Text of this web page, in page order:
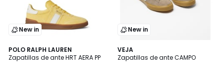
New in
POLO RALPH LAUREN
Zapatillas de ante HRT AERA PP
New in
VEJA
Zapatillas de ante CAMPO